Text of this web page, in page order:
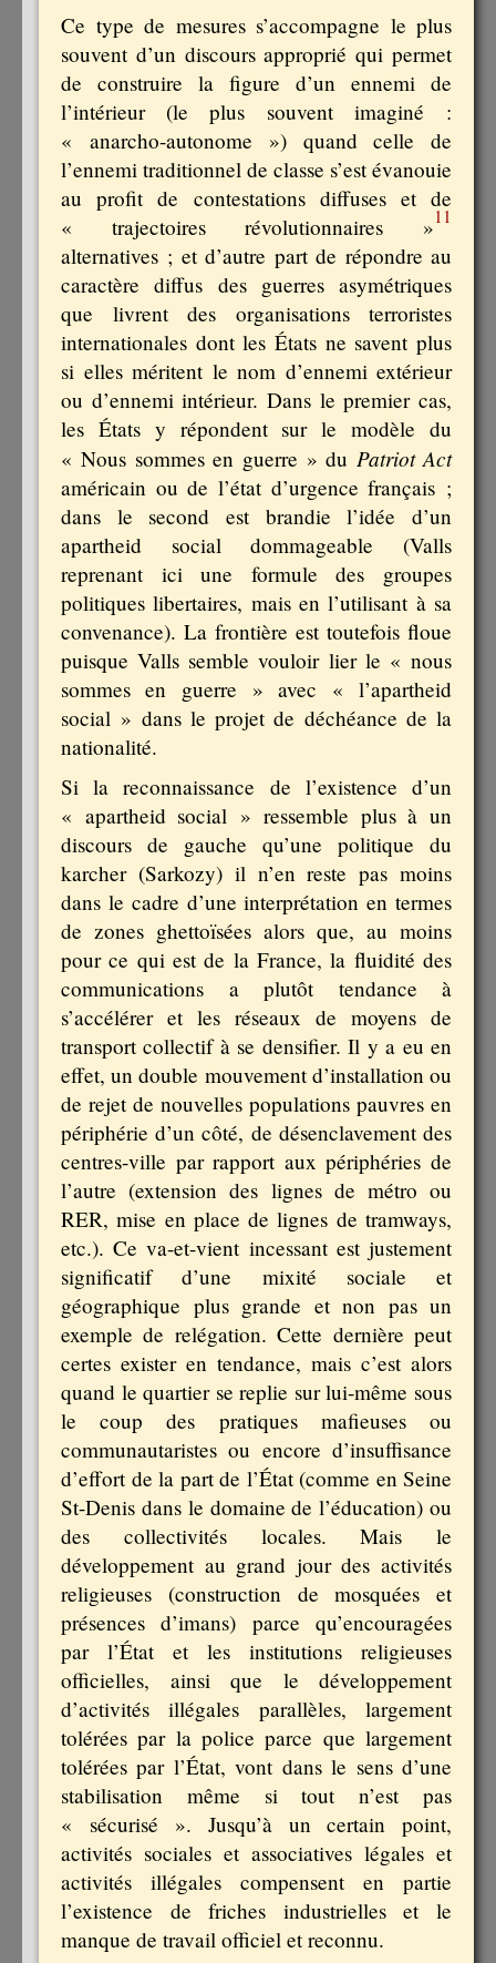
Ce type de mesures s’accompagne le plus
souvent d’un discours approprié qui permet
de construire la figure d’un ennemi de
l’intérieur (le plus souvent imaginé :
« anarcho-autonome ») quand celle de
l’ennemi traditionnel de classe s’est évanouie
au profit de contestations diffuses et de
« trajectoires révolutionnaires »11
alternatives ; et d’autre part de répondre au
caractère diffus des guerres asymétriques
que livrent des organisations terroristes
internationales dont les États ne savent plus
si elles méritent le nom d’ennemi extérieur
ou d’ennemi intérieur. Dans le premier cas,
les États y répondent sur le modèle du
« Nous sommes en guerre » du Patriot Act
américain ou de l’état d’urgence français ;
dans le second est brandie l’idée d’un
apartheid social dommageable (Valls
reprenant ici une formule des groupes
politiques libertaires, mais en l’utilisant à sa
convenance). La frontière est toutefois floue
puisque Valls semble vouloir lier le « nous
sommes en guerre » avec « l’apartheid
social » dans le projet de déchéance de la
nationalité.
Si la reconnaissance de l’existence d’un
« apartheid social » ressemble plus à un
discours de gauche qu’une politique du
karcher (Sarkozy) il n’en reste pas moins
dans le cadre d’une interprétation en termes
de zones ghettoïsées alors que, au moins
pour ce qui est de la France, la fluidité des
communications a plutôt tendance à
s’accélérer et les réseaux de moyens de
transport collectif à se densifier. Il y a eu en
effet, un double mouvement d’installation ou
de rejet de nouvelles populations pauvres en
périphérie d’un côté, de désenclavement des
centres-ville par rapport aux périphéries de
l’autre (extension des lignes de métro ou
RER, mise en place de lignes de tramways,
etc.). Ce va-et-vient incessant est justement
significatif d’une mixité sociale et
géographique plus grande et non pas un
exemple de relégation. Cette dernière peut
certes exister en tendance, mais c’est alors
quand le quartier se replie sur lui-même sous
le coup des pratiques mafieuses ou
communautaristes ou encore d’insuffisance
d’effort de la part de l’État (comme en Seine
St-Denis dans le domaine de l’éducation) ou
des collectivités locales. Mais le
développement au grand jour des activités
religieuses (construction de mosquées et
présences d’imans) parce qu’encouragées
par l’État et les institutions religieuses
officielles, ainsi que le développement
d’activités illégales parallèles, largement
tolérées par la police parce que largement
tolérées par l’État, vont dans le sens d’une
stabilisation même si tout n’est pas
« sécurisé ». Jusqu’à un certain point,
activités sociales et associatives légales et
activités illégales compensent en partie
l’existence de friches industrielles et le
manque de travail officiel et reconnu.